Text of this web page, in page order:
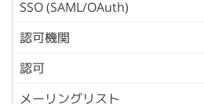
SSO (SAML/OAuth)
認可機関
認可
メーリングリスト